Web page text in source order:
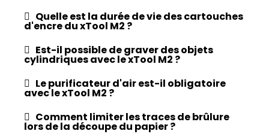
Quelle est la durée de vie des cartouches
d'encre du xTool M2 ?
Est-il possible de graver des objets
cylindriques avec le xTool M2 ?
Le purificateur d'air est-il obligatoire
avec le xTool M2 ?
Comment limiter les traces de brûlure
lors de la découpe du papier ?